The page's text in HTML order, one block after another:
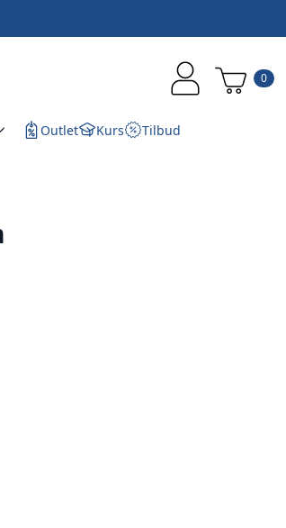
0
Outlet Kurs Tilbud